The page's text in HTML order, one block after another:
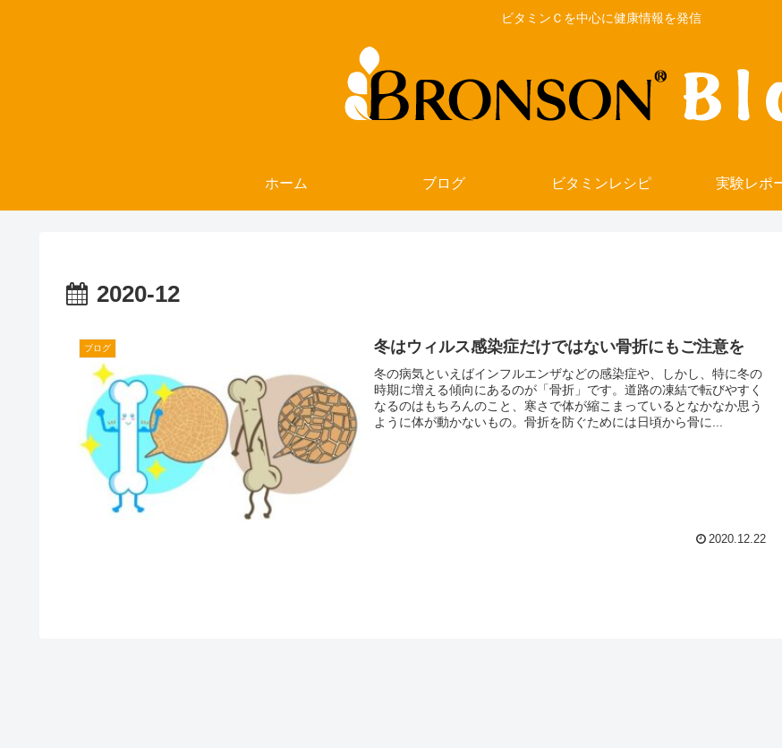
ビタミンＣを中心に健康情報を発信
ホーム ブログ ビタミンレシピ 実験レポ
2020-12
ブログ 冬はウィルス感染症だけではない骨折にもご注意を
冬の病気といえばインフルエンザなどの感染症や、しかし、特に冬の
時期に増える傾向にあるのが「骨折」です。道路の凍結で転びやすく
なるのはもちろんのこと、寒さで体が縮こまっているとなかなか思う
ように体が動かないもの。骨折を防ぐためには日頃から骨に...
2020.12.22